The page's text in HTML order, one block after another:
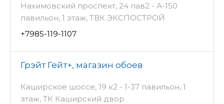
Нахимовский проспект, 24 пав2 - А-150
павильон, 1 этаж, ТВК ЭКСПОСТРОЙ
+7985-119-1107
Грэйт Гейт+, магазин обоев
Каширское шоссе, 19 к2 - 1-37 павильон, 1
этаж, ТК Каширский двор